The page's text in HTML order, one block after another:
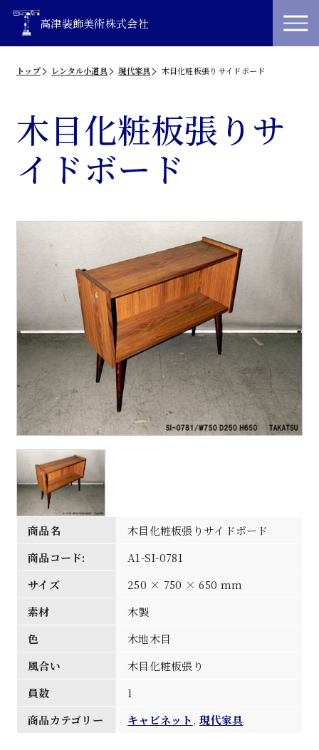
高津装飾美術株式会社
トップ レンタル小道具 現代家具 木目化粧板張りサイドボード
木目化粧板張りサ
イドボード
商品名
木目化粧板張りサイドボード
商品コード:
A1-SI-0781
サイズ
250 × 750 × 650 mm
素材
木製
色
木地木目
風合い
木目化粧板張り
員数
1
商品カテゴリー
キャビネット,現代家具